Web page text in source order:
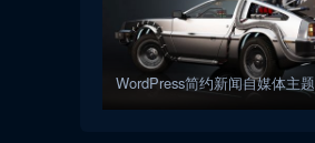
WordPress简约新闻自媒体主题